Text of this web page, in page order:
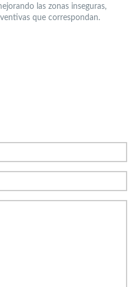
las zonas inseguras,
que correspondan.